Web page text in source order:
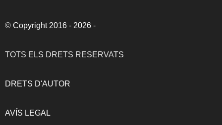
© Copyright 2016 - 2026 -
TOTS ELS DRETS RESERVATS
DRETS D'AUTOR
AVÍS LEGAL